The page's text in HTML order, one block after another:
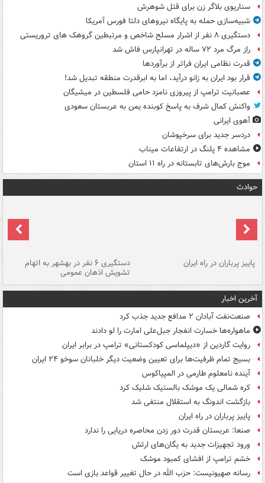
سناریوی بلاگر زن برای قتل شوهرش
شبیه‌سازی حمله به پایگاه نیروهای دلتا فورس آمریکا
دستگیری ۸ نفر از اشرار مسلح شاخص و مرتبطین گروهک های تروریستی
راز مرگ مرد ۷۲ ساله در تهرانپارس فاش شد
قدرت نظامی ایران فراتر از برآوردها
قرار بود ایران به زانو درآید، اما به ابرقدرت منطقه تبدیل شد!
عصبانیت ترامپ از پیروزی نامزد حامی فلسطین در میشیگان
واکنش کمال شرف به پاسخ کوبنده یمن به عربستان سعودی
آهوی ایرانی
دردسر جدید برای سرخپوشان
مشاهده ۴ پلنگ در ارتفاعات میناب
موج بارش‌های تابستانه در راه ۱۱ استان
حوادث
پاییز پرباران در راه ایران دستگیری ۶ نفر در بهشهر به اتهام
تشویش اذهان عمومی
آخرین اخبار
صنعت‌نفت آبادان ۲ مدافع جدید جذب کرد
ماهواره‌ها خسارت انفجار جبل‌علی امارت را لو دادند
روایت گاردین از «دیپلماسی کودکستانی» ترامپ در برابر ایران
بسیج تمام ظرفیت‌ها برای تعیین وضعیت دیگر خلبانان سوخو ۲۴ ایران
آینده نامعلوم طارمی در المپیاکوس
کره شمالی یک موشک بالستیک شلیک کرد
بازگشت اندونگ به استقلال منتفی شد
پاییز پرباران در راه ایران
صنعا: عربستان قدرت دور زدن محاصره دریایی را ندارد
ورود تجهیزات جدید به یگان‌های ارتش
خشم ترامپ از افشای کمبود موشک
رسانه صهیونیست: حزب الله در حال تغییر قواعد بازی است